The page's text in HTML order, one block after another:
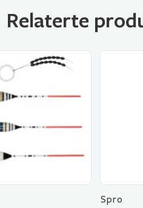
Relaterte
Spro